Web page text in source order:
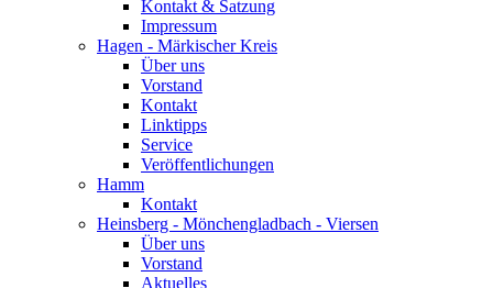
Kontakt & Satzung
Impressum
Hagen - Märkischer Kreis
Über uns
Vorstand
Kontakt
Linktipps
Service
Veröffentlichungen
Hamm
Kontakt
Heinsberg - Mönchengladbach - Viersen
Über uns
Vorstand
Aktuelles